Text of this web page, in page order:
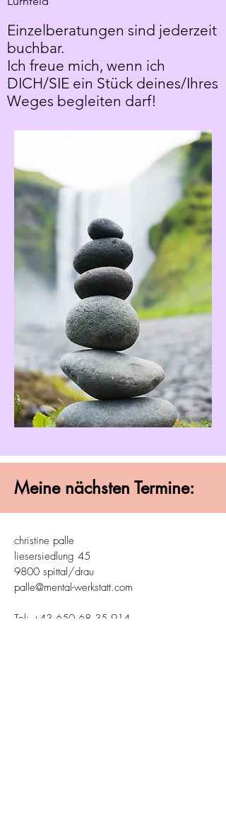
Einzelberatungen sind jederzeit
buchbar.
Ich freue mich, wenn ich
DICH/SIE ein Stück deines/Ihres
Weges begleiten darf!
Meine nächsten Termine:
christine palle
liesersiedlung 45
9800 spittal/drau
palle@mental-werkstatt.com
Tel: +43 650 68 35 914